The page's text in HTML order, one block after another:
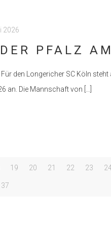
2026
PFALZ
den Longericher SC Köln
an. Die Mannschaft von […]
19 20 21 22 23
37